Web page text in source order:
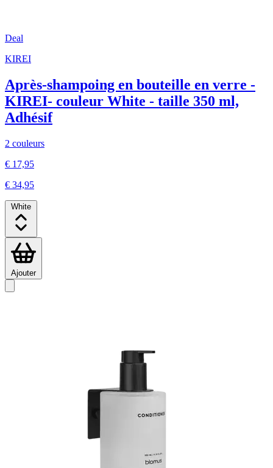
Deal
KIREI
Après-shampoing en bouteille en verre -
KIREI- couleur White - taille 350 ml,
Adhésif
2 couleurs
€ 17,95
€ 34,95
White
Ajouter